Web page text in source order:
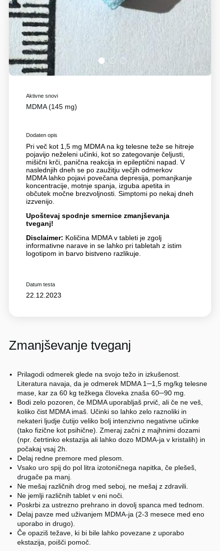
1 2 3
Aktivne snovi
MDMA (145 mg)
Dodaten opis
Pri več kot 1,5 mg MDMA na kg telesne teže se hitreje
pojavijo neželeni učinki, kot so zategovanje čeljusti,
mišični krči, panična reakcija in epileptični napad. V
naslednjih dneh se po zaužitju večjih odmerkov
MDMA lahko pojavi povečana depresija, pomanjkanje
koncentracije, motnje spanja, izguba apetita in
občutek močne brezvoljnosti. Simptomi po nekaj dneh
izzvenijo.
Upoštevaj spodnje smernice zmanjševanja
tveganj!
Disclaimer: Količina MDMA v tableti je zgolj
informativne narave in se lahko pri tabletah z istim
logotipom in barvo bistveno razlikuje.
Datum testa
22.12.2023
Zmanjševanje tveganj
Prilagodi odmerek glede na svojo težo in izkušenost.
Literatura navaja, da je odmerek MDMA 1─1,5 mg/kg telesne
mase, kar za 60 kg težkega človeka znaša 60─90 mg.
Bodi zelo pozoren, če MDMA uporabljaš prvič, ali če ne veš,
koliko čist MDMA imaš. Učinki so lahko zelo raznoliki in
nekateri ljudje čutijo veliko bolj intenzivno negativne učinke
(tako fizične kot psihične). Zmeraj začni z majhnimi dozami
(npr. četrtinko ekstazija ali lahko dozo MDMA-ja v kristalih) in
počakaj vsaj 2h.
Delaj redne premore med plesom.
Vsako uro spij do pol litra izotoničnega napitka, če plešeš,
drugače pa manj.
Ne mešaj različnih drog med seboj, ne mešaj z zdravili.
Ne jemlji različnih tablet v eni noči.
Poskrbi za ustrezno prehrano in dovolj spanca med tednom.
Delaj pavze med uživanjem MDMA-ja (2-3 mesece med eno
uporabo in drugo).
Če opaziš težave, ki bi bile lahko povezane z uporabo
ekstazija, poišči pomoč.